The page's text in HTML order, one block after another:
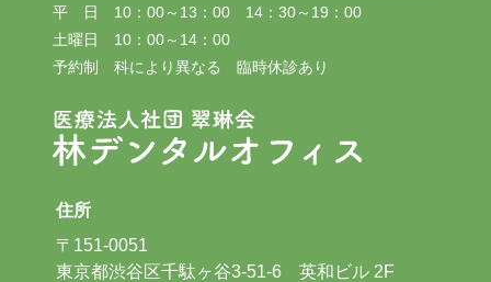
平 日 10：00～13：00 14：30～19：00
土曜日 10：00～14：00
予約制 科により異なる 臨時休診あり
住所
〒151-0051
東京都渋谷区千駄ヶ谷3-51-6 英和ビル 2F